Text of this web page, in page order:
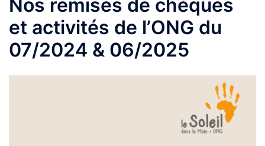
Nos remises de chèques
et activités de l’ONG du
07/2024 & 06/2025